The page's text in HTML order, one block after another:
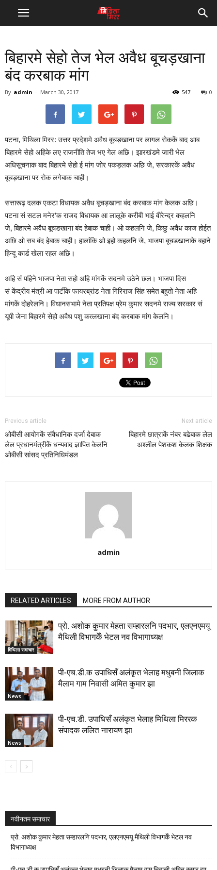
बिहारमे सेहो तेज भेल अवैध बूचड़खाना
बंद करबाक मांग
By admin - March 30, 2017 0
547
पटना, मिथिला मिरर: उत्तर प्रदेशमे अवैध बूचड़खाना पर लागल रोककें बाद आब
बिहारमे सेहो अहिके लए राजनीति तेज भए गेल अछि। झारखंडमे जारी भेल
अधिसूचनाक बाद बिहारमे सेहो ई मांग जोर पकड़लक अछि जे, सरकारकें अवैध
बूचड़खाना पर रोक लगेबाक चाही।
सत्तारूढ़ दलक एकटा विधायक अवैध बूचड़खाना बंद करबाक मांग केलक अछि।
पटना सं सटल मनेर’क राजद विधायक आ लालूके करीबी भाई वीरेन्द्र कहलनि
जे, बिहारमे अवैध बूचडखाना बंद हेबाक चाही। ओ कहलनि जे, किछु अवैध काज होईत
अछि ओ सब बंद हेबाक चाही। हालांकि ओ इहो कहलनि जे, भाजपा बूचडखानाके बहाने
हिन्दू कार्ड खेला रहल अछि।
अहि सं पहिने भाजपा नेता सहो अहि मांगकें सदनमे उठेने छल। भाजपा दिस
सं केंद्रीय मंत्री आ पार्टीके फायरब्रांड नेता गिरिराज सिंह समेत बहुतो नेता अहि
मांगकें दोहरेलनि। विधानसभामे नेता प्रतिपक्ष प्रेम कुमार सदनमे राज्य सरकार सं
यूपी जेना बिहारमे सेहो अवैध पशु कत्लखाना बंद करबाक मांग केलनि।
Previous article
ओबीसी आयोगकें संवैधानिक दर्जा देबाक
लेल प्रधानमंत्रीकें धन्यवाद ज्ञापित केलनि
ओबीसी सांसद प्रतिनिधिमंडल
Next article
बिहारमे छात्राकें नंबर बढेबाक लेल
अश्लील पेशकश केलक शिक्षक
admin
RELATED ARTICLES MORE FROM AUTHOR
मिथिला समाचार
प्रो. अशोक कुमार मेहता सम्हारलनि पदभार, एलएनएमयू
मैथिली विभागकेँ भेटल नव विभागाध्यक्ष
News
पी-एच.डी.क उपाधिसँ अलंकृत भेलाह मधुबनी जिलाक
मैलाम गाम निवासी अमित कुमार झा
News
पी-एच.डी. उपाधिसँ अलंकृत भेलाह मिथिला मिररक
संपादक ललित नारायण झा
नवीनतम समाचार
प्रो. अशोक कुमार मेहता सम्हारलनि पदभार, एलएनएमयू मैथिली विभागकेँ भेटल नव
विभागाध्यक्ष